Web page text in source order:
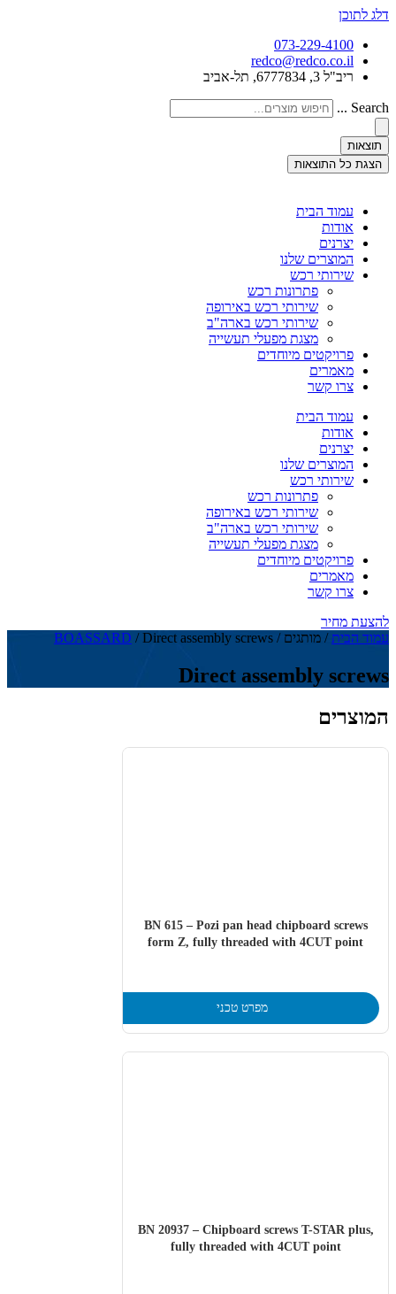
דלג לתוכן
073-229-4100
redco@redco.co.il
ריב"ל 3, 6777834, תל-אביב
Search ...
תוצאות
הצגת כל התוצאות
עמוד הבית
אודות
יצרנים
המוצרים שלנו
שירותי רכש
פתרונות רכש
שירותי רכש באירופה
שירותי רכש בארה"ב
מצגת מפעלי תעשייה
פרויקטים מיוחדים
מאמרים
צרו קשר
עמוד הבית
אודות
יצרנים
המוצרים שלנו
שירותי רכש
פתרונות רכש
שירותי רכש באירופה
שירותי רכש בארה"ב
מצגת מפעלי תעשייה
פרויקטים מיוחדים
מאמרים
צרו קשר
להצעת מחיר
עמוד הבית / מותגים / BOASSARD / Direct assembly screws
Direct assembly screws
המוצרים
BN 615 – Pozi pan head chipboard screws
form Z, fully threaded with 4CUT point
מפרט טכני
BN 20937 – Chipboard screws T-STAR plus,
fully threaded with 4CUT point